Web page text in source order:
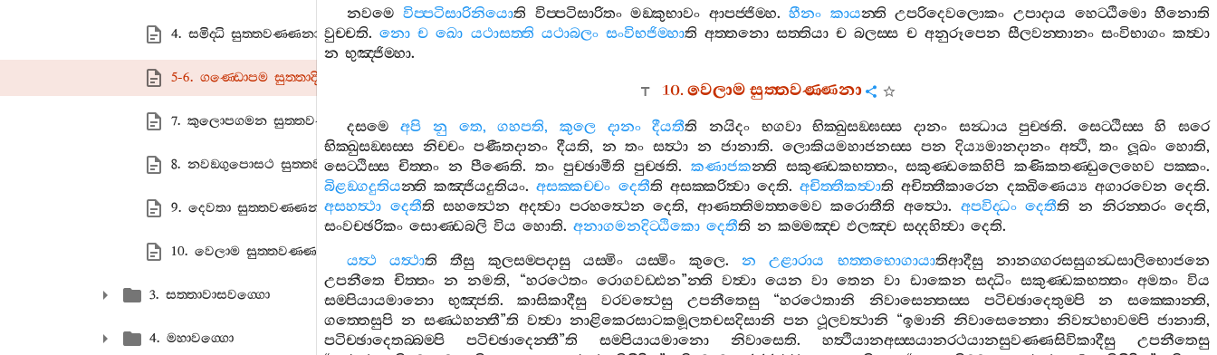
4. සමිද‍්ධි සුත‍්තවණ‍්ණනා
5-6. ගණ‍්ඩොපම සුත‍්තාදිවණ‍්ණනා
7. කුලොපගමන සුත‍්තවණ‍්ණනා
8. නවඞ‍්ගුපොසථ සුත‍්තවණ‍්ණනා
9. දෙවතා සුත‍්තවණ‍්ණනා
10. වෙලාම සුත‍්තවණ‍්ණනා
3. සත‍්තාවාසවග‍්ගො
4. මහාවග‍්ගො
නවමෙ විප‍්පටිසාරිනියොති විප‍්පටිසාරිතං මඞ‍්කුභාවං ආපජ‍්ජිම‍්හ.හීනං කායන‍්ති උපරිදෙවලොකං උපාදාය හෙට‍්ඨිමො හීනොති
වුච‍්චති.නො ච ඛො යථාසත‍්ති යථාබලං සංවිභජිම‍්හාති අත‍්තනො සත‍්තියා ච බලස‍්ස ච අනුරූපෙන සීලවන‍්තානං සංවිභාගං කත්‍වා
න භුඤ‍්ජිම‍්හා.
10.වෙලාමසුත‍්තවණ‍්ණනා
දසමෙ අපි නු තෙ,ගහපති, කුලෙ දානං දීයතීති නයිදං භගවා භික‍්ඛුසඞ‍්ඝස‍්ස දානං සන්‍ධාය පුච‍්ඡති. සෙට‍්ඨිස‍්ස හි
ඝරෙ
භික‍්ඛුසඞ‍්ඝස‍්ස නිච‍්චං පණීතදානං දීයති, න තං සත්‍ථා න ජානාති. ලොකියමහාජනස‍්ස පන දිය්‍යමානදානං අත්‍ථි,තං ලූඛං හොති,
සෙට‍්ඨිස‍්ස චිත‍්තං න පීණෙති.තං පුච‍්ඡාමීති පුච‍්ඡති. කණාජකන‍්ති සකුණ‍්ඩකභත‍්තං,සකුණ‍්ඩකෙහිපි කණිකතණ‍්ඩුලෙහෙව පක‍්කං.
බිළඞ‍්ගදුතියන‍්ති කඤ‍්ජියදුතියං.අසක‍්කච‍්චං දෙතීති අසක‍්කරිත්‍වා දෙති.අචිත‍්තීකත්‍වාති අචිත‍්තීකාරෙන දක‍්ඛිණෙය්‍ය අගාරවෙන දෙති.
අසහත්‍ථා දෙතීති සහත්‍ථෙන අදත්‍වා පරහත්‍ථෙන දෙති, ආණත‍්තිමත‍්තමෙව කරොතීති අත්‍ථො. අපවිද‍්ධං දෙතීති න නිරන‍්තරං දෙති,
සංවච‍්ඡරිකං සොණ‍්ඩබලි විය හොති. අනාගමනදිට‍්ඨිකො දෙතීති න කම‍්මඤ‍්ච ඵලඤ‍්ච සද‍්දහිත්‍වා දෙති.
යත්‍ථ
යත්‍ථාති තීසු කුලසම‍්පදාසු යස‍්මිං යස‍්මිං කුලෙ.න උළාරාය භත‍්තභොගායාතිආදීසු
නානග‍්ගරසසුගන්‍ධසාලිභොජනෙ
උපනීතෙ චිත‍්තං න නමති, “හරථෙතං රොගවඩ‍්ඪන”න‍්ති වත්‍වා යෙන වා තෙන වා ඩාකෙන සද‍්ධිං සකුණ‍්ඩකභත‍්තං අමතං විය
සම‍්පියායමානො
භුඤ‍්ජති.කාසිකාදීසු වරවත්‍ථෙසු උපනීතෙසු“හරථෙතානි නිවාසෙන‍්තස‍්ස පටිච‍්ඡාදෙතුම‍්පි න සක‍්කොන‍්ති,
ගත‍්තෙසුපි න සණ‍්ඨහන‍්තී”ති වත්‍වා නාළිකෙරසාටකමූලතචසදිසානි පන ථූලවත්‍ථානි “ඉමානි නිවාසෙන‍්තො නිවත්‍ථභාවම‍්පි ජානාති,
පටිච‍්ඡාදෙතබ‍්බම‍්පි
පටිච‍්ඡාදෙන‍්තී”ති සම‍්පියායමානො නිවාසෙති. හත්‍ථියානඅස‍්සයානරථයානසුවණ‍්ණසිවිකාදීසු
උපනීතෙසු